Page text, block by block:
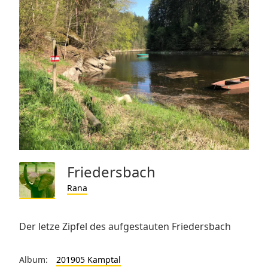
Friedersbach
Rana
Der letze Zipfel des aufgestauten Friedersbach
Album:
201905 Kamptal